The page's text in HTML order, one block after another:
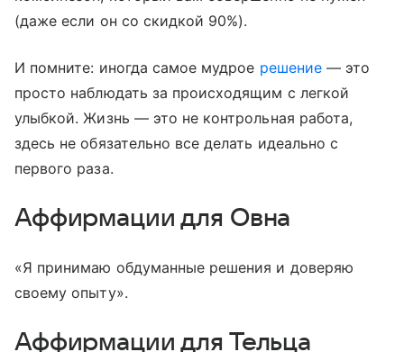
(даже если он со скидкой 90%).
И помните: иногда самое мудрое решение— это
просто наблюдать за происходящим с легкой
улыбкой. Жизнь — это не контрольная работа,
здесь не обязательно все делать идеально с
первого раза.
Аффирмации для Овна
«Я принимаю обдуманные решения и доверяю
своему опыту».
Аффирмации для Тельца